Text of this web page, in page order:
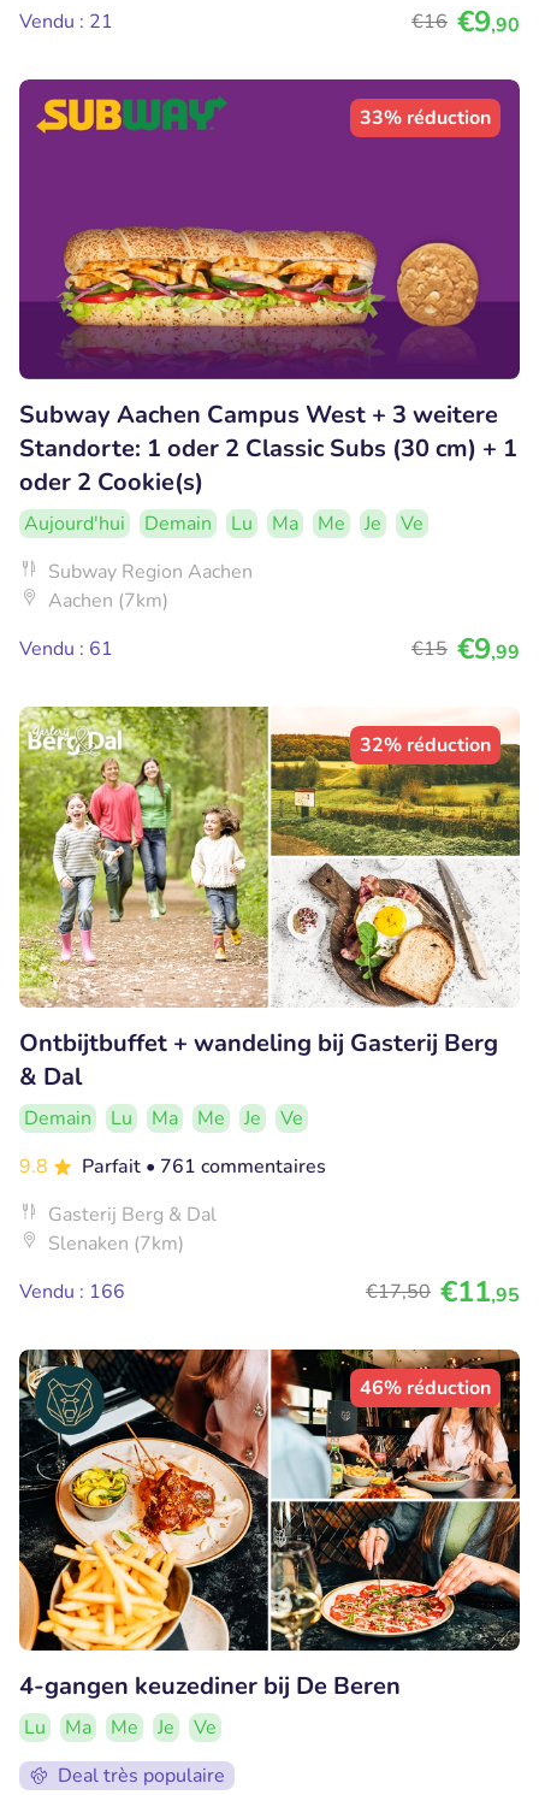
Vendu : 21
€16 €9,90
33% réduction
Subway Aachen Campus West + 3 weitere
Standorte: 1 oder 2 Classic Subs (30 cm) + 1
oder 2 Cookie(s)
Aujourd'hui Demain Lu Ma Me Je
Ve
Subway Region Aachen
Aachen (7km)
Vendu : 61
€15 €9,99
32% réduction
Ontbijtbuffet + wandeling bij Gasterij Berg
& Dal
Demain Lu Ma Me Je
Ve
9.8
Parfait • 761 commentaires
Gasterij Berg & Dal
Slenaken (7km)
Vendu : 166
€17,50 €11,95
46% réduction
4-gangen keuzediner bij De Beren
Lu Ma Me Je
Ve
Deal très populaire